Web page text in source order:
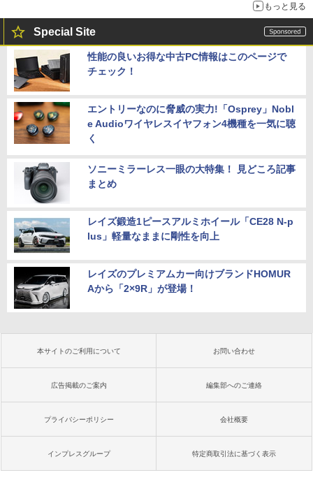
もっと見る
Special Site
性能の良いお得な中古PC情報はこのページで
チェック！
エントリーなのに脅威の実力!「Osprey」Nobl
e Audioワイヤレスイヤフォン4機種を一気に聴
く
ソニーミラーレス一眼の大特集！ 見どころ記事
まとめ
レイズ鍛造1ピースアルミホイール「CE28 N-p
lus」軽量なままに剛性を向上
レイズのプレミアムカー向けブランドHOMUR
Aから「2×9R」が登場！
本サイトのご利用について お問い合わせ
広告掲載のご案内 編集部へのご連絡
プライバシーポリシー 会社概要
インプレスグループ 特定商取引法に基づく表示